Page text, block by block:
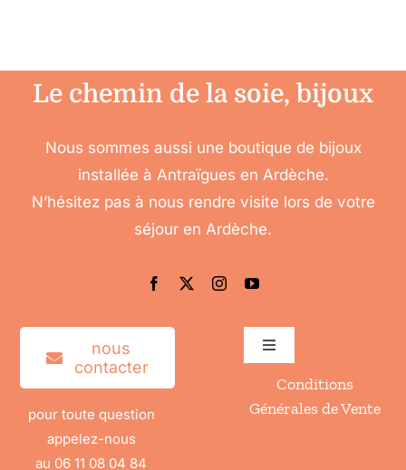
Le chemin de la soie, bijoux
Nous sommes aussi une boutique de bijoux
installée à Antraïgues en Ardèche.
N’hésitez pas à nous rendre visite lors de votre
séjour en Ardèche.
nous
contacter
pour toute question
appelez-nous
au 06 11 08 04 84
Toggle
Accéder à mon compte
Mes informations
Conditions
Générales de Vente